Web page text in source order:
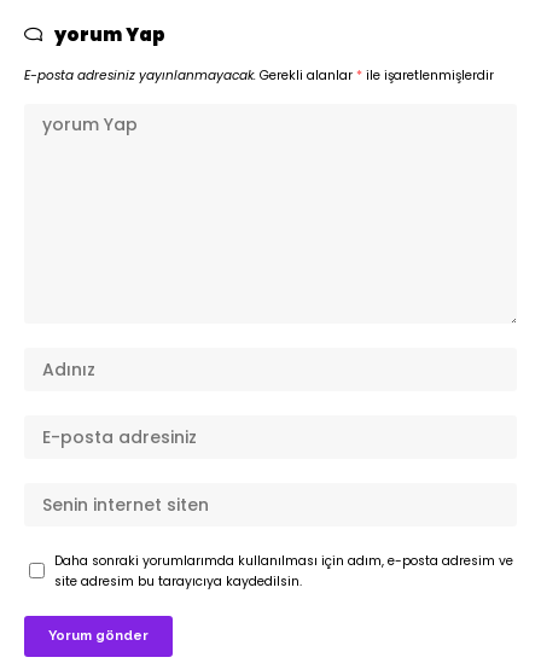
yorum Yap
E-posta adresiniz yayınlanmayacak. Gerekli alanlar * ile işaretlenmişlerdir
Daha sonraki yorumlarımda kullanılması için adım, e-posta adresim ve
site adresim bu tarayıcıya kaydedilsin.